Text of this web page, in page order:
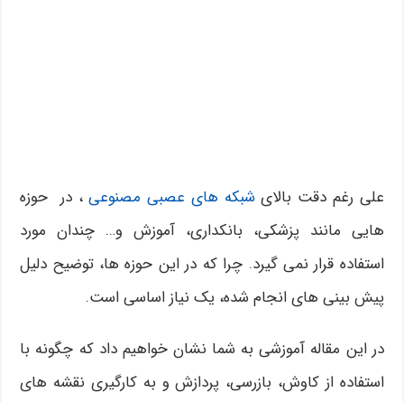
علی رغم دقت بالایشبکه های عصبی مصنوعی، در حوزه
هایی مانند پزشکی، بانکداری، آموزش و… چندان مورد
استفاده قرار نمی گیرد. چرا که در این حوزه ها، توضیح دلیل
پیش بینی های انجام شده، یک نیاز اساسی است.
در این مقاله آموزشی به شما نشان خواهیم داد که چگونه با
استفاده از کاوش، بازرسی، پردازش و به کارگیری نقشه های